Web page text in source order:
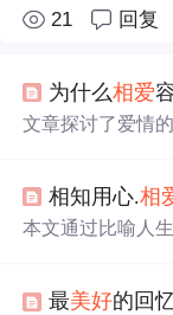
21 回复
为什么相爱
文章探讨了爱情
情的维持需要关
的艺术。相爱 容
相知用心.相
本文通过比喻人
最美好的回忆